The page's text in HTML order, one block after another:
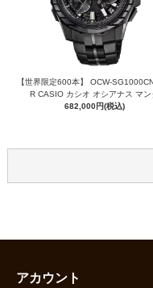
【世界限定600本】 OCW-
R CASIO カシオ オシアナス マン
682,000円(税込)
アカウント